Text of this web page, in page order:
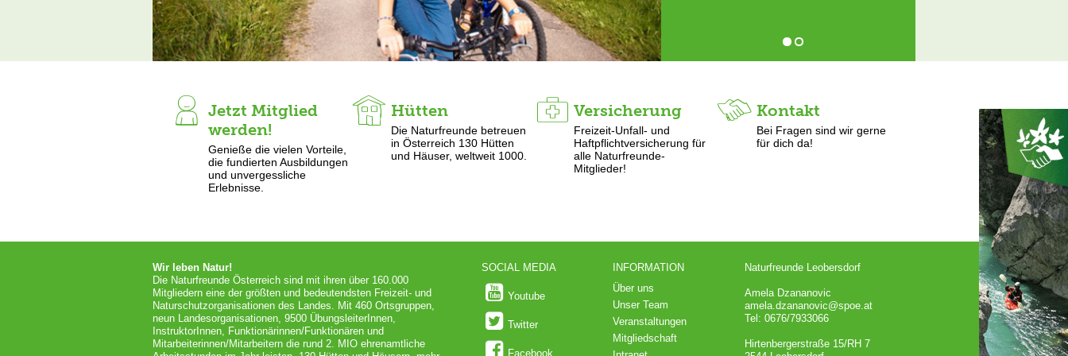
Jetzt Mitglied
werden!
Genieße die vielen Vorteile,
die fundierten Ausbildungen
und unvergessliche
Erlebnisse.
Hütten
Die Naturfreunde betreuen
in Österreich 130 Hütten
und Häuser, weltweit 1000.
Versicherung
Freizeit-Unfall- und
Haftpflichtversicherung für
alle Naturfreunde-
Mitglieder!
Kontakt
Bei Fragen sind wir gerne
für dich da!
Wir leben Natur!
Die Naturfreunde Österreich sind mit ihren über 160.000
Mitgliedern eine der größten und bedeutendsten Freizeit- und
Naturschutzorganisationen des Landes. Mit 460 Ortsgruppen,
neun Landesorganisationen, 9500 ÜbungsleiterInnen,
InstruktorInnen, Funktionärinnen/Funktionären und
Mitarbeiterinnen/Mitarbeitern die rund 2. MIO ehrenamtliche
SOCIAL MEDIA
Youtube
Twitter
Facebook
INFORMATION
Über uns
Unser Team
Veranstaltungen
Mitgliedschaft
Naturfreunde Leobersdorf
Amela Dzananovic
amela.dzananovic@spoe.at
Tel: 0676/7933066
Hirtenbergerstraße 15/RH 7